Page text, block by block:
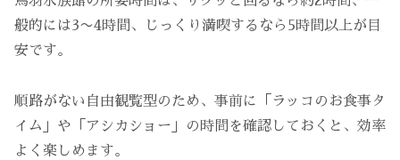
般的には3〜4時間、じっくり満喫するなら5時間以上が目
安です。
順路がない自由観覧型のため、事前に「ラッコのお食事タ
イム」や「アシカショー」の時間を確認しておくと、効率
よく楽しめます。